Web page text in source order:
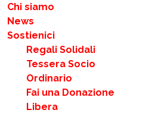
Chi siamo
News
Sostienici
Regali Solidali
Tessera Socio
Ordinario
Fai una Donazione
Libera